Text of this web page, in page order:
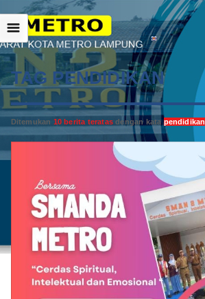
☰
TAG PENDIDIKAN
Ditemukan 10 berita teratasdengan katapendidikan